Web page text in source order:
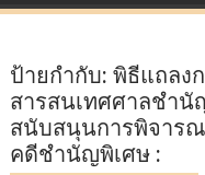
ป้ายกำกับ:พิธีแถลง
สารสนเทศศาลชำนั
สนับสนุนการพิจาร
คดีชำนัญพิเศษ :